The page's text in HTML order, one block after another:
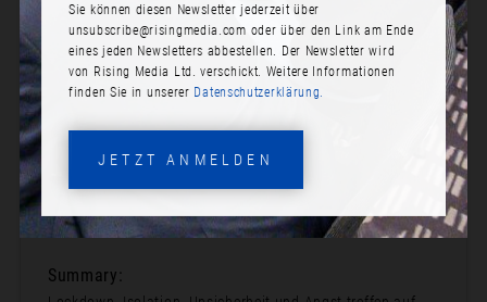
AUSSERGEWÖHNLICHEN J
AHRES-ENDRALLYE IM E-C
OMMERCE
Datum:
Dienstag, 17. November 2020
15:05
Summary:
Sie können diesen Newsletter jederzeit über
unsubscribe@risingmedia.com oder über den Link am Ende
eines jeden Newsletters abbestellen. Der Newsletter wird
von Rising Media Ltd. verschickt. Weitere Informationen
finden Sie in unserer Datenschutzerklärung.
JETZT ANMELDEN